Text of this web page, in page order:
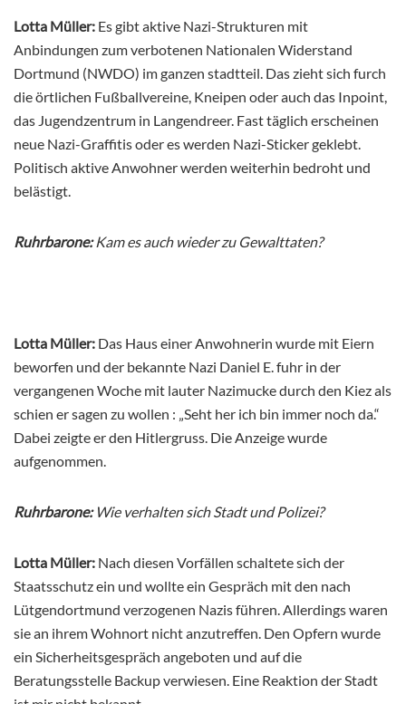
Lotta Müller: Es gibt aktive Nazi-Strukturen mit
Anbindungen zum verbotenen Nationalen Widerstand
Dortmund (NWDO) im ganzen stadtteil. Das zieht sich furch
die örtlichen Fußballvereine, Kneipen oder auch das Inpoint,
das Jugendzentrum in Langendreer. Fast täglich erscheinen
neue Nazi-Graffitis oder es werden Nazi-Sticker geklebt.
Politisch aktive Anwohner werden weiterhin bedroht und
belästigt.
Ruhrbarone:Kam es auch wieder zu Gewalttaten?
Lotta Müller: Das Haus einer Anwohnerin wurde mit Eiern
beworfen und der bekannte Nazi Daniel E. fuhr in der
vergangenen Woche mit lauter Nazimucke durch den Kiez als
schien er sagen zu wollen : „Seht her ich bin immer noch da.“
Dabei zeigte er den Hitlergruss. Die Anzeige wurde
aufgenommen.
Ruhrbarone:Wie verhalten sich Stadt und Polizei?
Lotta Müller: Nach diesen Vorfällen schaltete sich der
Staatsschutz ein und wollte ein Gespräch mit den nach
Lütgendortmund verzogenen Nazis führen. Allerdings waren
sie an ihrem Wohnort nicht anzutreffen. Den Opfern wurde
ein Sicherheitsgespräch angeboten und auf die
Beratungsstelle Backup verwiesen. Eine Reaktion der Stadt